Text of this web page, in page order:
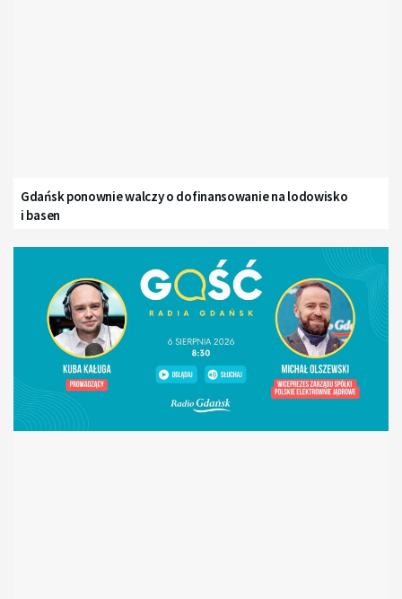
Gdańsk ponownie walczy o dofinansowanie na lodowisko
i basen